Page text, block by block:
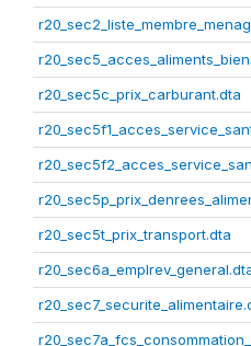
r20_sec5c_prix_carburant.dta
r20_sec5t_prix_transport.dta